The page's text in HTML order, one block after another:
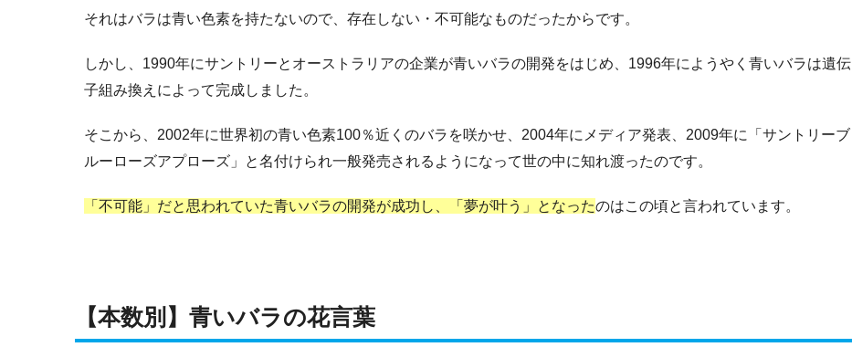
それはバラは青い色素を持たないので、存在しない・不可能なものだったからです。
しかし、1990年にサントリーとオーストラリアの企業が青いバラの開発をはじめ、1996年にようやく青いバラは遺伝
子組み換えによって完成しました。
そこから、2002年に世界初の青い色素100％近くのバラを咲かせ、2004年にメディア発表、2009年に「 サントリーブ
ルーローズアプローズ」と名付けられ一般発売されるようになって世の中に知れ渡ったのです。
「不可能」だと思われていた青いバラの開発が成功し、「夢が叶う」となったのはこの頃と言われています。
【本数別】青いバラの花言葉